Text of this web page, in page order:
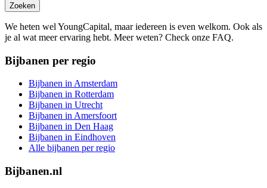
Zoeken
We heten wel YoungCapital, maar iedereen is even welkom. Ook als
je al wat meer ervaring hebt. Meer weten? Check onze FAQ.
Bijbanen per regio
Bijbanen in Amsterdam
Bijbanen in Rotterdam
Bijbanen in Utrecht
Bijbanen in Amersfoort
Bijbanen in Den Haag
Bijbanen in Eindhoven
Alle bijbanen per regio
Bijbanen.nl